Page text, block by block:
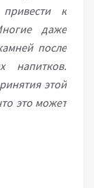
к
даже
после
напитков.
этой
это может